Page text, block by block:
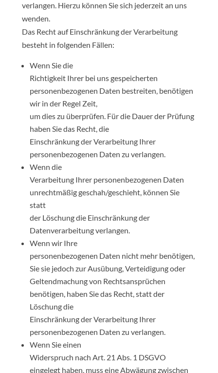
verlangen. Hierzu können Sie sich jederzeit an uns
wenden.
Das Recht auf Einschränkung der Verarbeitung
besteht in folgenden Fällen:
Wenn Sie die
Richtigkeit Ihrer bei uns gespeicherten
personenbezogenen Daten bestreiten, benötigen
wir in der Regel Zeit,
um dies zu überprüfen. Für die Dauer der Prüfung
haben Sie das Recht, die
Einschränkung der Verarbeitung Ihrer
personenbezogenen Daten zu verlangen.
Wenn die
Verarbeitung Ihrer personenbezogenen Daten
unrechtmäßig geschah/geschieht, können Sie
statt
der Löschung die Einschränkung der
Datenverarbeitung verlangen.
Wenn wir Ihre
personenbezogenen Daten nicht mehr benötigen,
Sie sie jedoch zur Ausübung, Verteidigung oder
Geltendmachung von Rechtsansprüchen
benötigen, haben Sie das Recht, statt der
Löschung die
Einschränkung der Verarbeitung Ihrer
personenbezogenen Daten zu verlangen.
Wenn Sie einen
Widerspruch nach Art. 21 Abs. 1 DSGVO
eingelegt haben, muss eine Abwägung zwischen